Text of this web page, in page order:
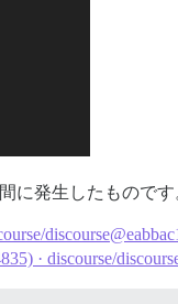
に発生したものです
· discourse/